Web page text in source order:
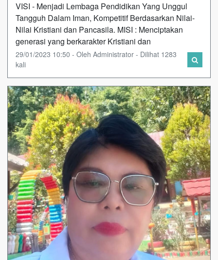
VISI - Menjadi Lembaga Pendidikan Yang Unggul
Tangguh Dalam Iman, Kompetitif Berdasarkan Nilai-
Nilai Kristiani dan Pancasila. MISI : Menciptakan
generasi yang berkarakter Kristiani dan
29/01/2023 10:50 - Oleh Administrator - Dilihat 1283
kali